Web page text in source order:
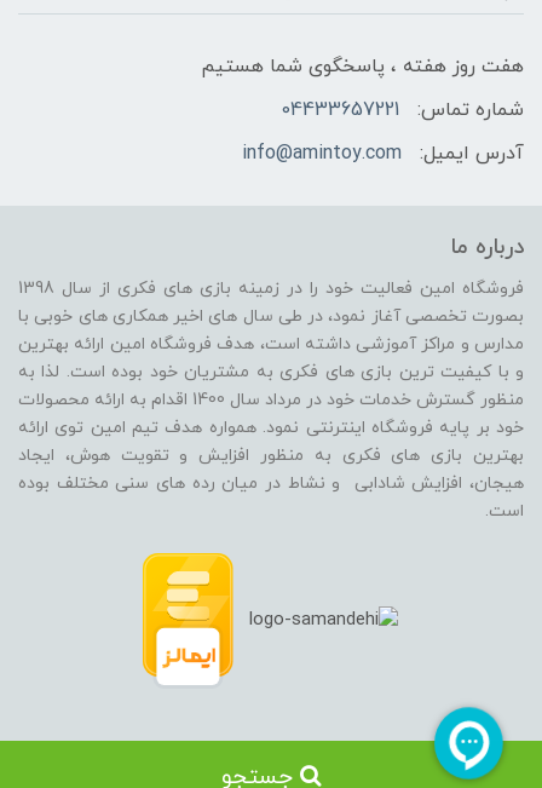
هفت روز هفته ، پاسخگوی شما هستیم
شماره تماس:
04433657221
آدرس ایمیل:
info@amintoy.com
درباره ما
فروشگاه امین فعالیت خود را در زمینه بازی های فکری از سال 1398
بصورت تخصصی آغاز نمود، در طی سال های اخیر همکاری های خوبی با
مدارس و مراکز آموزشی داشته است، هدف فروشگاه امین ارائه بهترین
و با کیفیت ترین بازی های فکری به مشتریان خود بوده است. لذا به
منظور گسترش خدمات خود در مرداد سال 1400 اقدام به ارائه محصولات
خود بر پایه فروشگاه اینترنتی نمود. همواره هدف تیم امین توی ارائه
بهترین بازی های فکری به منظور افزایش و تقویت هوش، ایجاد
هیجان، افزایش شادابی و نشاط در میان رده های سنی مختلف بوده
است.
ساخت سایت توسط